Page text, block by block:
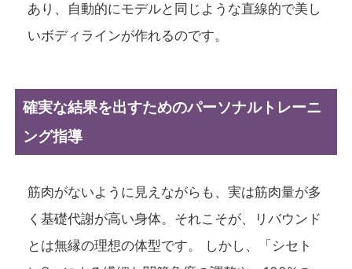
あり、自動的にモデルと同じような直線的で美し
いボディラインが作れるのです。
確実な結果を出すためのパーソナルトレーニ
ング指導
筋肉がないように見えながらも、実は筋肉量が多
く基礎代謝が高い身体。それこそが、リバウンド
とは無縁の理想の体型です。 しかし、「シセト